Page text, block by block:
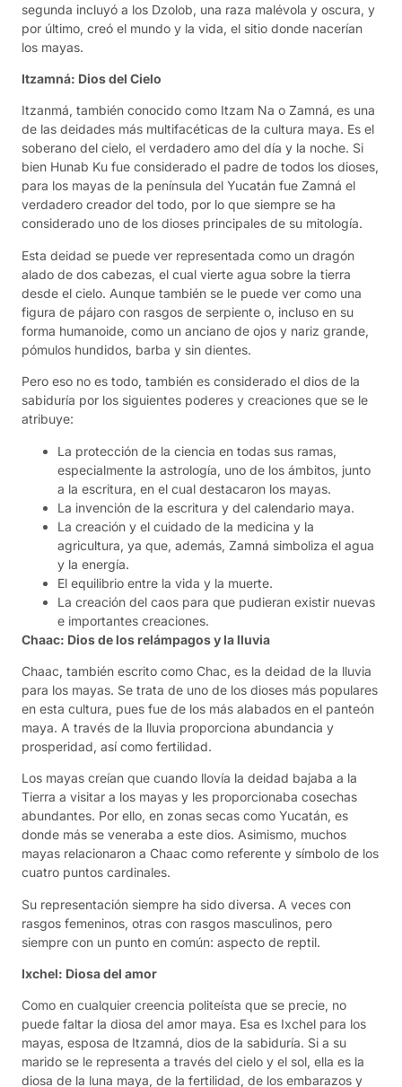
segunda incluyó a los Dzolob, una raza malévola y oscura, y
por último, creó el mundo y la vida, el sitio donde nacerían
los mayas.
Itzamná: Dios del Cielo
Itzanmá, también conocido como Itzam Na o Zamná, es una
de las deidades más multifacéticas de la cultura maya. Es el
soberano del cielo, el verdadero amo del día y la noche. Si
bien Hunab Ku fue considerado el padre de todos los dioses,
para los mayas de la península del Yucatán fue Zamná el
verdadero creador del todo, por lo que siempre se ha
considerado uno de los dioses principales de su mitología.
Esta deidad se puede ver representada como un dragón
alado de dos cabezas, el cual vierte agua sobre la tierra
desde el cielo. Aunque también se le puede ver como una
figura de pájaro con rasgos de serpiente o, incluso en su
forma humanoide, como un anciano de ojos y nariz grande,
pómulos hundidos, barba y sin dientes.
Pero eso no es todo, también es considerado el dios de la
sabiduría por los siguientes poderes y creaciones que se le
atribuye:
La protección de la ciencia en todas sus ramas,
especialmente la astrología, uno de los ámbitos, junto
a la escritura, en el cual destacaron los mayas.
La invención de la escritura y del calendario maya.
La creación y el cuidado de la medicina y la
agricultura, ya que, además, Zamná simboliza el agua
y la energía.
El equilibrio entre la vida y la muerte.
La creación del caos para que pudieran existir nuevas
e importantes creaciones.
Chaac: Dios de los relámpagos y la lluvia
Chaac, también escrito como Chac, es la deidad de la lluvia
para los mayas. Se trata de uno de los dioses más populares
en esta cultura, pues fue de los más alabados en el panteón
maya. A través de la lluvia proporciona abundancia y
prosperidad, así como fertilidad.
Los mayas creían que cuando llovía la deidad bajaba a la
Tierra a visitar a los mayas y les proporcionaba cosechas
abundantes. Por ello, en zonas secas como Yucatán, es
donde más se veneraba a este dios. Asimismo, muchos
mayas relacionaron a Chaac como referente y símbolo de los
cuatro puntos cardinales.
Su representación siempre ha sido diversa. A veces con
rasgos femeninos, otras con rasgos masculinos, pero
siempre con un punto en común: aspecto de reptil.
Ixchel: Diosa del amor
Como en cualquier creencia politeísta que se precie, no
puede faltar la diosa del amor maya. Esa es Ixchel para los
mayas, esposa de Itzamná, dios de la sabiduría. Si a su
marido se le representa a través del cielo y el sol, ella es la
diosa de la luna maya, de la fertilidad, de los embarazos y